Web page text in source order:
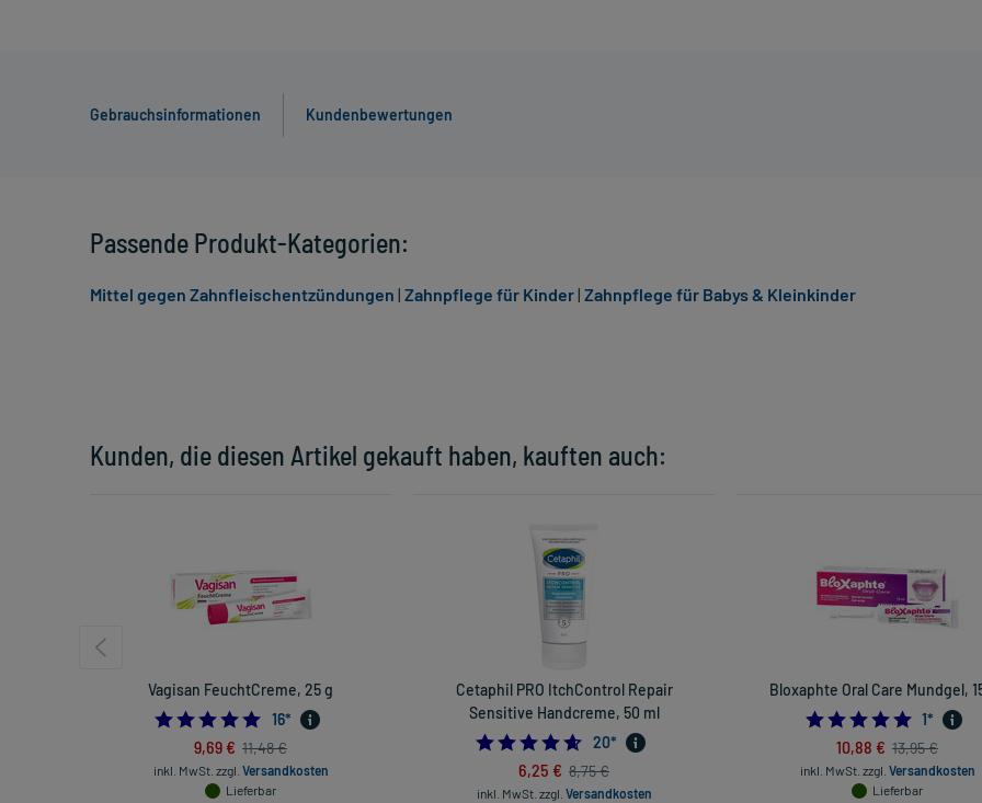
Gebrauchsinformationen Kundenbewertungen
Kunden, die diesen Artikel gekauft haben, kauften auch:
Vagisan FeuchtCreme, 25 g
4.75
16*
9,69 € 11,48 €
inkl. MwSt. zzgl. Versandkosten
Lieferbar
Cetaphil PRO ItchControl Repair
Sensitive Handcreme, 50 ml
4.6
20*
6,25 € 8,75 €
inkl. MwSt. zzgl. Versandkosten
Bloxaphte Oral Care Mundgel,
5.0
1*
10,88 € 13,95 €
inkl. MwSt. zzgl. Versandkosten
Lieferbar
Passende Produkt-Kategorien:
Mittel gegen Zahnfleischentzündungen | Zahnpflege für Kinder| Zahnpflege für Babys & Kleinkinder